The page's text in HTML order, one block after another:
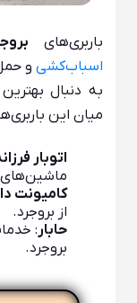
باربری‌های
اسباب‌کشی و
به دنبال
میان این
اتوبار
ماشین‌های
کامیونت
از بروجرد.
حابار :
بروجرد.